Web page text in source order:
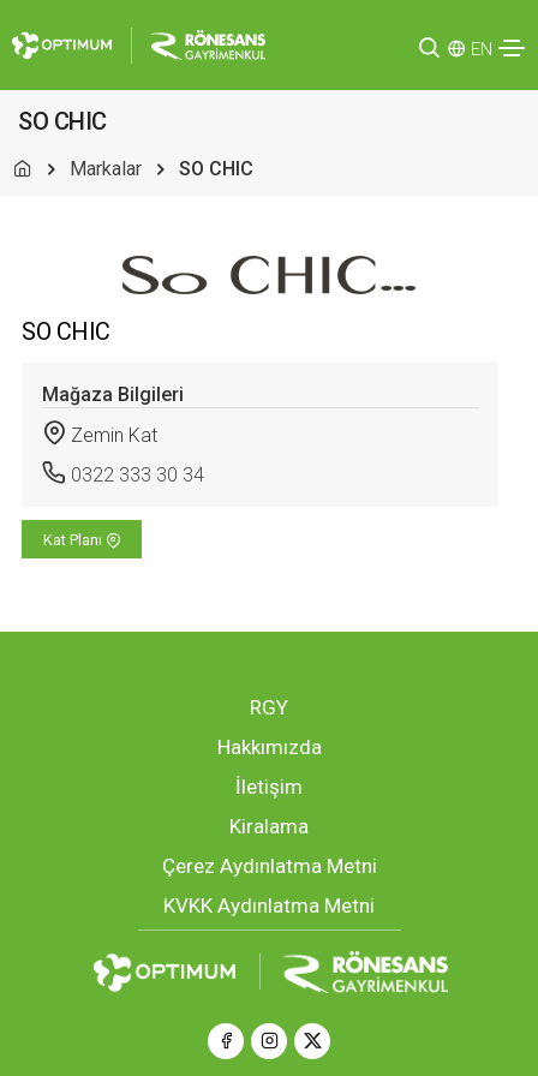
EN
SO CHIC
Markalar SO CHIC
SO CHIC
Mağaza Bilgileri
Zemin Kat
0322 333 30 34
Kat Planı
RGY
Hakkımızda
İletişim
Kiralama
Çerez Aydınlatma Metni
KVKK Aydınlatma Metni